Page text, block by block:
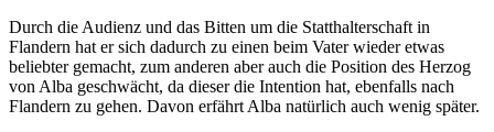
Durch die Audienz und das Bitten um die Statthalterschaft in
Flandern hat er sich dadurch zu einen beim Vater wieder etwas
beliebter gemacht, zum anderen aber auch die Position des Herzog
von Alba geschwächt, da dieser die Intention hat, ebenfalls nach
Flandern zu gehen. Davon erfährt Alba natürlich auch wenig später.